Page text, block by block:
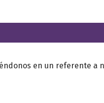
en un referente a